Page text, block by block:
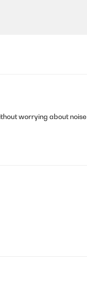
worrying about